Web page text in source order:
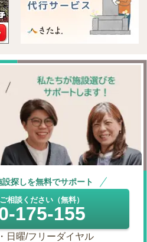
探しを無料でサポート
相談ください（無料）
175-155
日曜/フリーダイヤル